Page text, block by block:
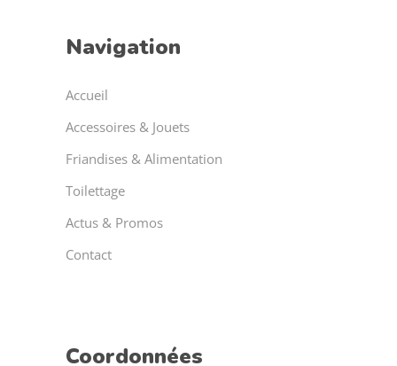
Navigation
Accueil
Accessoires & Jouets
Friandises & Alimentation
Toilettage
Actus & Promos
Contact
Coordonnées